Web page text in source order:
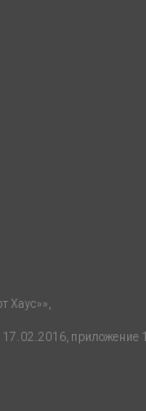
Хаус»»,
приложение 1